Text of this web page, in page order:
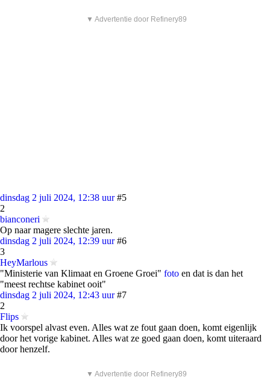
▼ Advertentie door Refinery89
dinsdag 2 juli 2024, 12:38 uur #5
2
bianconeri
Op naar magere slechte jaren.
dinsdag 2 juli 2024, 12:39 uur #6
3
HeyMarlous
"Ministerie van Klimaat en Groene Groei" foto en dat is dan het
"meest rechtse kabinet ooit"
dinsdag 2 juli 2024, 12:43 uur #7
2
Flips
Ik voorspel alvast even. Alles wat ze fout gaan doen, komt eigenlijk
door het vorige kabinet. Alles wat ze goed gaan doen, komt uiteraard
door henzelf.
▼ Advertentie door Refinery89